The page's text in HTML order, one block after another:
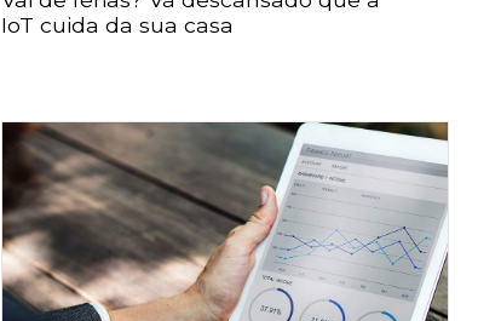
IoT cuida da sua casa